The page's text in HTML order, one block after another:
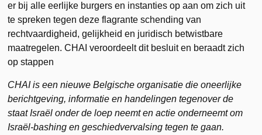
er bij alle eerlijke burgers en instanties op aan om zich uit
te spreken tegen deze flagrante schending van
rechtvaardigheid, gelijkheid en juridisch betwistbare
maatregelen. CHAI veroordeelt dit besluit en beraadt zich
op stappen
CHAI is een nieuwe Belgische organisatie die oneerlijke
berichtgeving, informatie en handelingen tegenover de
staat Israël onder de loep neemt en actie onderneemt om
Israël-bashing en geschiedvervalsing tegen te gaan.